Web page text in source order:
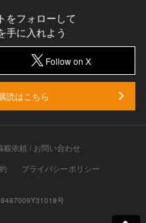
をフォローして
手に入れよう
Follow on X
読はこちら
載依頼 / お問い合わせ
プライバシーポリシー
号